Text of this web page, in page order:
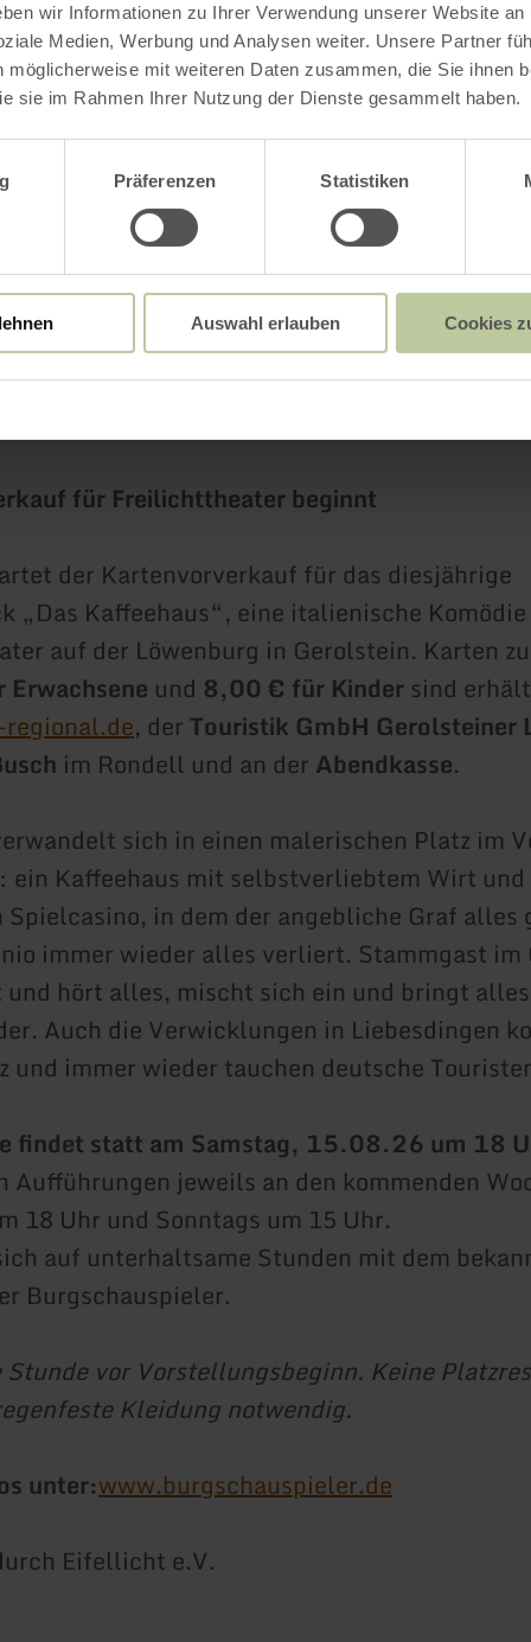
wir Informationen zu Ihrer Verwendung unserer Website an
Medien, Werbung und Analysen weiter. Unsere Partner
möglicherweise mit weiteren Daten zusammen, die Sie ihnen
sie im Rahmen Ihrer Nutzung der Dienste gesammelt haben.
Präferenzen Statistiken
Auswahl erlauben Cookies
15.08.2026, 18.00 Uhr
16.08.2026, 15.00 Uhr
22.08.2026, 18.00 Uhr
23.08.2026, 15.00 Uhr
29.08.2026, 18.00 Uhr
Gerolstein freuen sich auf ein
bekannte und neue Mitspieler.
für Freilichttheater beginnt
der Kartenvorverkauf für das diesjährige
„Das Kaffeehaus“, eine italienische
auf der Löwenburg in Gerolstein. Karten
und 8,00 € für Kinder sind
, derTouristik GmbH Gerolsteiner
im Rondell und an der Abendkasse.
sich in einen malerischen Platz im
ein Kaffeehaus mit selbstverliebtem Wirt
Spielcasino, in dem der angebliche Graf
immer wieder alles verliert. Stammgast im
und hört alles, mischt sich ein und bringt alles
Auch die Verwicklungen in Liebesdingen
und immer wieder tauchen deutsche
findet statt am Samstag, 15.08.26 um 18
Aufführungen jeweils an den kommenden
18 Uhr und Sonntags um 15 Uhr.
auf unterhaltsame Stunden mit dem
Burgschauspieler.
Stunde vor Vorstellungsbeginn. Keine
Kleidung notwendig.
unter:www.burgschauspieler.de
Eifellicht e.V.